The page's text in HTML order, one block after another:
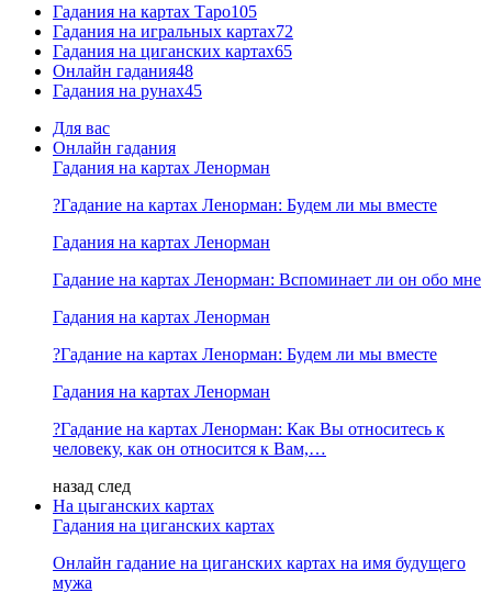
Гадания на картах Таро105
Гадания на игральных картах72
Гадания на циганских картах65
Онлайн гадания48
Гадания на рунах45
Для вас
Онлайн гадания
Гадания на картах Ленорман
?Гадание на картах Ленорман: Будем ли мы вместе
Гадания на картах Ленорман
Гадание на картах Ленорман: Вспоминает ли он обо мне
Гадания на картах Ленорман
?Гадание на картах Ленорман: Будем ли мы вместе
Гадания на картах Ленорман
?Гадание на картах Ленорман: Как Вы относитесь к
человеку, как он относится к Вам,…
назад след
На цыганских картах
Гадания на циганских картах
Онлайн гадание на циганских картах на имя будущего
мужа